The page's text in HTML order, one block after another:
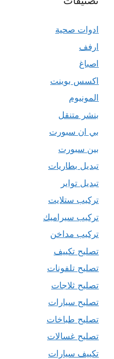
ادوات صحية
ارفف
اصباغ
اكسس بوينت
المونيوم
بنشر متنقل
بي ان سبورت
بين سبورت
تبديل بطاريات
تبديل تواير
تركيب ستلايت
تركيب سيراميك
تركيب مداخن
تصليح تكييف
تصليح تلفونات
تصليح ثلاجات
تصليح سيارات
تصليح طباخات
تصليح غسالات
تكييف سيارات